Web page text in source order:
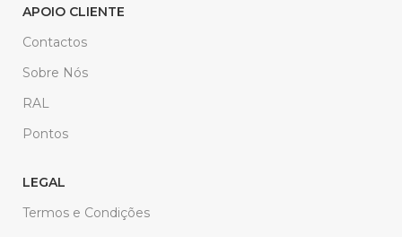
APOIO CLIENTE
Contactos
Sobre Nós
RAL
Pontos
LEGAL
Termos e Condições